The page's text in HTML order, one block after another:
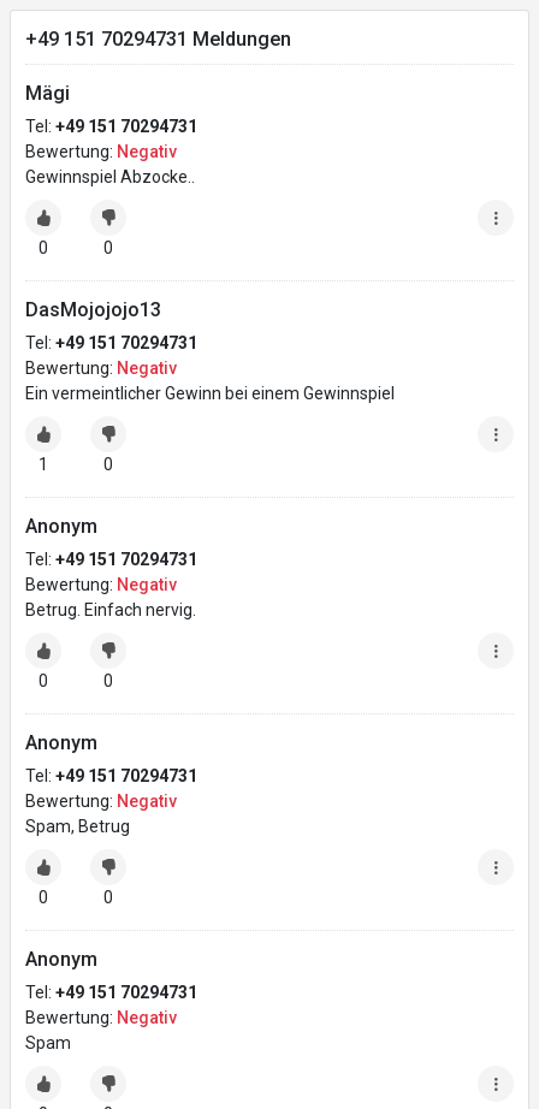
+49 151 70294731 Meldungen
Mägi
Tel: +49 151 70294731
Bewertung: Negativ
Gewinnspiel Abzocke..
0 0
DasMojojojo13
Tel: +49 151 70294731
Bewertung: Negativ
Ein vermeintlicher Gewinn bei einem Gewinnspiel
1 0
Anonym
Tel: +49 151 70294731
Bewertung: Negativ
Betrug. Einfach nervig.
0 0
Anonym
Tel: +49 151 70294731
Bewertung: Negativ
Spam, Betrug
0 0
Anonym
Tel: +49 151 70294731
Bewertung: Negativ
Spam